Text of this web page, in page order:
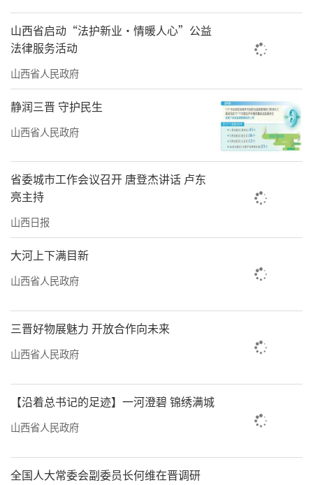
山西省启动“法护新业·情暖人心”公益
法律服务活动
山西省人民政府
静润三晋 守护民生
山西省人民政府
省委城市工作会议召开 唐登杰讲话 卢东
亮主持
山西日报
大河上下满目新
山西省人民政府
三晋好物展魅力 开放合作向未来
山西省人民政府
【沿着总书记的足迹】一河澄碧 锦绣满城
山西省人民政府
全国人大常委会副委员长何维在晋调研